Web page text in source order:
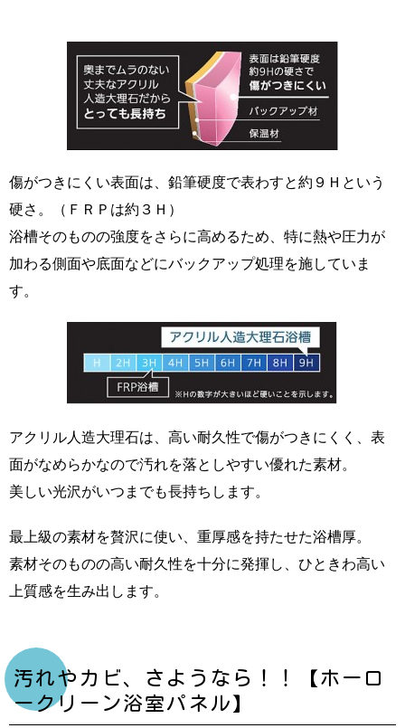
傷がつきにくい表面は、鉛筆硬度で表わすと約９Ｈという
硬さ。（ＦＲＰは約３Ｈ）
浴槽そのものの強度をさらに高めるため、特に熱や圧力が
加わる側面や底面などにバックアップ処理を施していま
す。
アクリル人造大理石は、高い耐久性で傷がつきにくく、表
面がなめらかなので汚れを落としやすい優れた素材。
美しい光沢がいつまでも長持ちします。
最上級の素材を贅沢に使い、重厚感を持たせた浴槽厚。
素材そのものの高い耐久性を十分に発揮し、ひときわ高い
上質感を生み出します。
汚れやカビ、さようなら！！【ホーロ
ークリーン浴室パネル】